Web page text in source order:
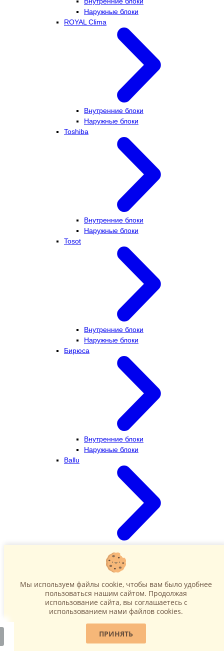
Наружные блоки
ROYAL Clima
Внутренние блоки
Наружные блоки
Toshiba
Внутренние блоки
Наружные блоки
Tosot
Внутренние блоки
Наружные блоки
Бирюса
Внутренние блоки
Наружные блоки
Ballu
Наружные блоки
Мы используем файлы cookie, чтобы вам было удобнее
пользоваться нашим сайтом. Продолжая
использование сайта, вы соглашаетесь c
использованием нами файлов cookies.
ПРИНЯТЬ